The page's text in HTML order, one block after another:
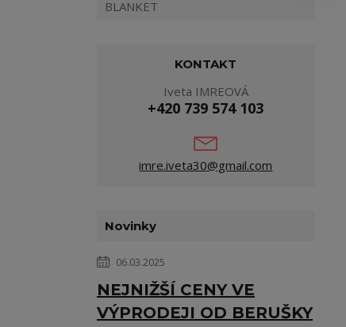
BLANKET
KONTAKT
Iveta IMREOVÁ
+420 739 574 103
imre.iveta30@gmail.com
Novinky
06.03.2025
NEJNIŽŠÍ CENY VE
VÝPRODEJI OD BERUŠKY